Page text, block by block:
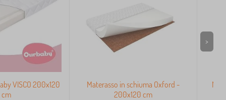
VISCO 200x120
cm
Materasso in schiuma Oxford -
200x120 cm
>